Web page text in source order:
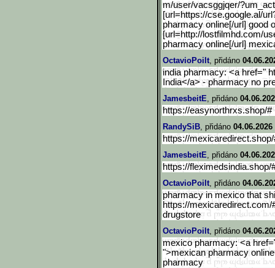
m/user/vacsggjqer/
[url=https://cse.google.al/
pharmacy online[/url] good
[url=http://lostfilmhd.com/
pharmacy online[/url]
OctavioPoilt, přidáno
india pharmacy: <a href="
India</a> - pharmacy no
JamesbeitE, přidáno
https://easynorthrxs.shop/
RandySiB, přidáno 04.06.2026
https://
JamesbeitE, přidáno
https://fleximedsindia.shop/
OctavioPoilt, přidáno
pharmacy in mexico that
https://
drugstore
OctavioPoilt, přidáno
mexico pharmacy: <a
">mexican pharmacy
pharmacy